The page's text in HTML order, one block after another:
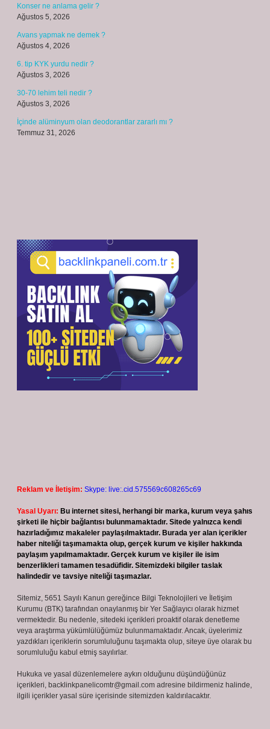
Konser ne anlama gelir ?
Ağustos 5, 2026
Avans yapmak ne demek ?
Ağustos 4, 2026
6. tip KYK yurdu nedir ?
Ağustos 3, 2026
30-70 lehim teli nedir ?
Ağustos 3, 2026
İçinde alüminyum olan deodorantlar zararlı mı ?
Temmuz 31, 2026
Reklam ve İletişim: Skype: live:.cid.575569c608265c69
Yasal Uyarı: Bu internet sitesi, herhangi bir marka, kurum veya şahıs
şirketi ile hiçbir bağlantısı bulunmamaktadır. Sitede yalnızca kendi
hazırladığımız makaleler paylaşılmaktadır. Burada yer alan içerikler
haber niteliği taşımamakta olup, gerçek kurum ve kişiler hakkında
paylaşım yapılmamaktadır. Gerçek kurum ve kişiler ile isim
benzerlikleri tamamen tesadüfidir. Sitemizdeki bilgiler taslak
halindedir ve tavsiye niteliği taşımazlar.
Sitemiz, 5651 Sayılı Kanun gereğince Bilgi Teknolojileri ve İletişim
Kurumu (BTK) tarafından onaylanmış bir Yer Sağlayıcı olarak hizmet
vermektedir. Bu nedenle, sitedeki içerikleri proaktif olarak denetleme
veya araştırma yükümlülüğümüz bulunmamaktadır. Ancak, üyelerimiz
yazdıkları içeriklerin sorumluluğunu taşımakta olup, siteye üye olarak bu
sorumluluğu kabul etmiş sayılırlar.
Hukuka ve yasal düzenlemelere aykırı olduğunu düşündüğünüz
içerikleri, backlinkpanelicomtr@gmail.com adresine bildirmeniz halinde,
ilgili içerikler yasal süre içerisinde sitemizden kaldırılacaktır.